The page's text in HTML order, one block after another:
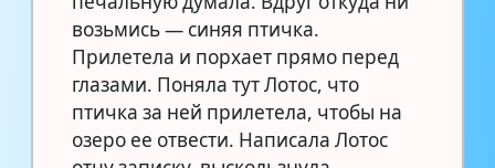
возьмись — синяя птичка.
Прилетела и порхает прямо перед
глазами. Поняла тут Лотос, что
птичка за ней прилетела, чтобы на
озеро ее отвести. Написала Лотос